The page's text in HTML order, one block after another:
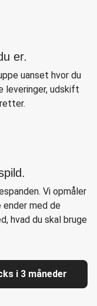
er.
uanset hvor du
leveringer, udskift
Vi opmåler
ender med de
hvad du skal bruge
i 3 måneder